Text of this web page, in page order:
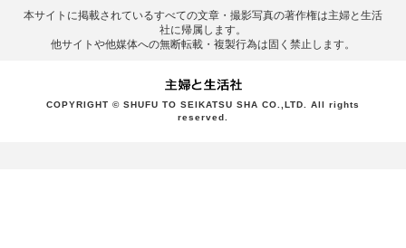
本サイトに掲載されているすべての⽂章・撮影写真の著作権は主婦と⽣活
社に帰属します。
他サイトや他媒体への無断転載・複製⾏為は固く禁⽌します。
COPYRIGHT © SHUFU TO SEIKATSU SHA CO.,LTD. All rights
reserved.